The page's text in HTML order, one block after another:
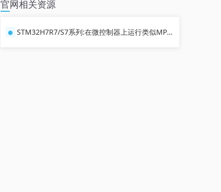
官网相关资源
STM32H7R7/S7系列:在微控制器上运行类似MPU的GUI